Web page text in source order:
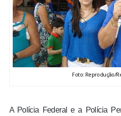
TV LPB
FOTOS
COLUNISTAS
Foto: Reprodução/
A Polícia Federal e a Polícia